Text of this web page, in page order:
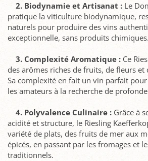
2. Biodynamie et Artisanat : Le
pratique la viticulture biodynamique,
naturels pour produire des vins
exceptionnelle, sans produits chimiques.
3. Complexité Aromatique : Ce
des arômes riches de fruits, de fleurs et
Sa complexité en fait un vin parfait
les amateurs à la recherche de
4. Polyvalence Culinaire : Grâce à
acidité et structure, le Riesling
variété de plats, des fruits de mer aux
épicés, en passant par les fromages et
traditionnels.